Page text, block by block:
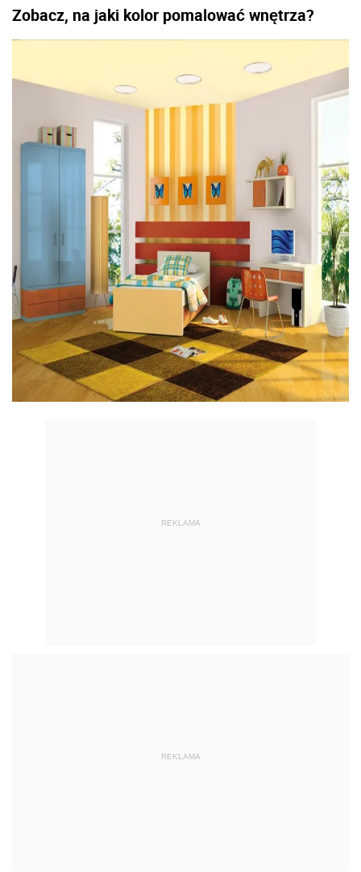
Zobacz, na jaki kolor pomalować wnętrza?
REKLAMA
REKLAMA